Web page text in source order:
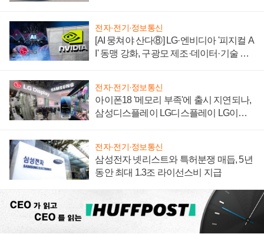
전자·전기·정보통신
[AI 뭉쳐야 산다⑧] LG·엔비디아 '피지컬 A
I' 동맹 강화, 구광모 제조·데이터·기술 결
전자·전기·정보통신
아이폰18 '메모리 부족'에 출시 지연되나,
삼성디스플레이 LG디스플레이 LG이노
전자·전기·정보통신
삼성전자 넷리스트와 특허분쟁 매듭, 5년
동안 최대 1.3조 라이선스비 지급